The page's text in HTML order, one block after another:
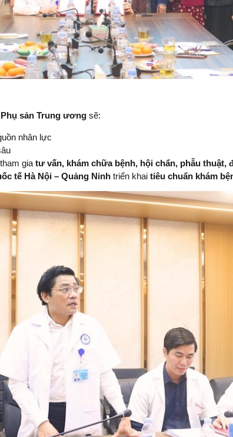
sản Trung ương sẽ:
nhân lực
gia tư vấn, khám chữa bệnh, hội chẩn, phẫu thuật,
tế Hà Nội – Quảng Ninh triển khai tiêu chuẩn khám